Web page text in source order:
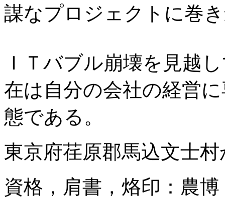
謀なプロジェクトに巻
ＩＴバブル崩壊を見越
在は自分の会社の経営
態である。
東京府荏原郡馬込文士
資格，肩書，烙印：農